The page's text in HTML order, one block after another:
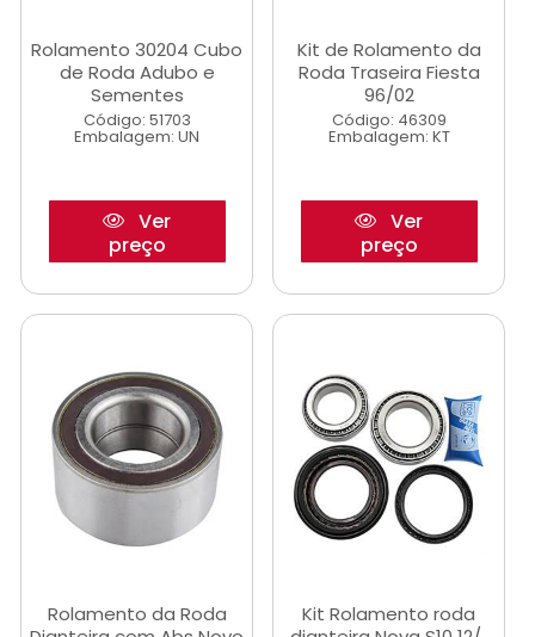
Rolamento 30204 Cubo
de Roda Adubo e
Sementes
Código: 51703
Embalagem: UN
Ver
preço
Kit de Rolamento da
Roda Traseira Fiesta
96/02
Código: 46309
Embalagem: KT
Ver
preço
Rolamento da Roda
Kit Rolamento roda